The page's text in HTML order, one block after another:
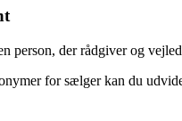
person, der rådgiver og
for sælger kan du